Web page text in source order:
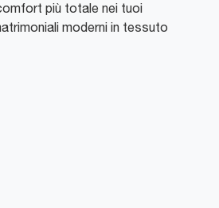
più totale nei tuoi
moderni in tessuto